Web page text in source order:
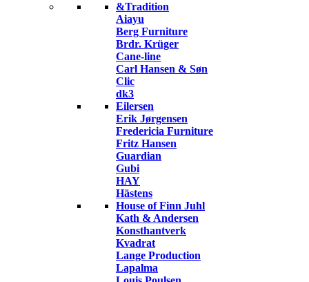
&Tradition
Aiayu
Berg Furniture
Brdr. Krüger
Cane-line
Carl Hansen & Søn
Clic
dk3
Eilersen
Erik Jørgensen
Fredericia Furniture
Fritz Hansen
Guardian
Gubi
HAY
Hästens
House of Finn Juhl
Kath & Andersen
Konsthantverk
Kvadrat
Lange Production
Lapalma